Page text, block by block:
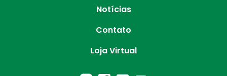
Notícias
Contato
Loja Virtual